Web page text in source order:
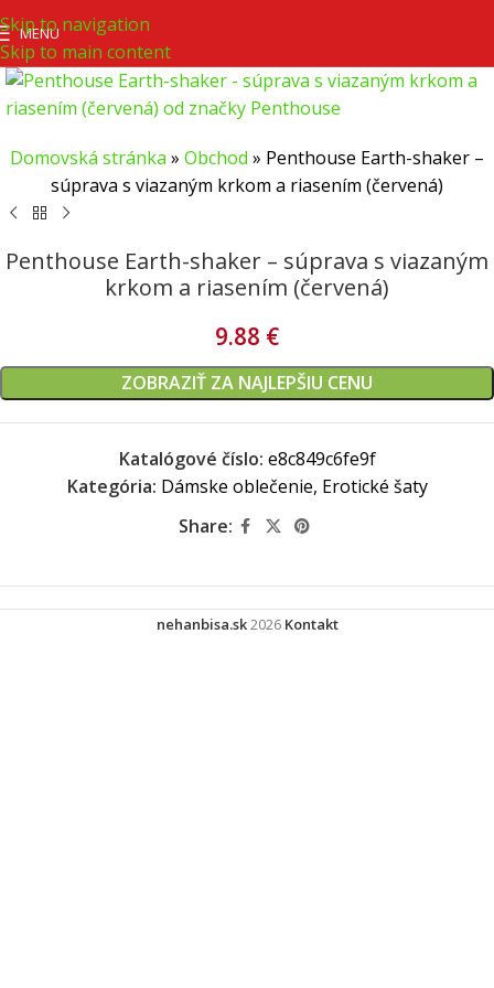
Skip to navigation
Skip to main content
MENU
Domovská stránka » Obchod » Penthouse Earth-shaker –
súprava s viazaným krkom a riasením (červená)
Penthouse Earth-shaker – súprava s viazaným
krkom a riasením (červená)
9.88 €
ZOBRAZIŤ ZA NAJLEPŠIU CENU
Katalógové číslo: e8c849c6fe9f
Kategória: Dámske oblečenie, Erotické šaty
Share:
nehanbisa.sk2026 Kontakt